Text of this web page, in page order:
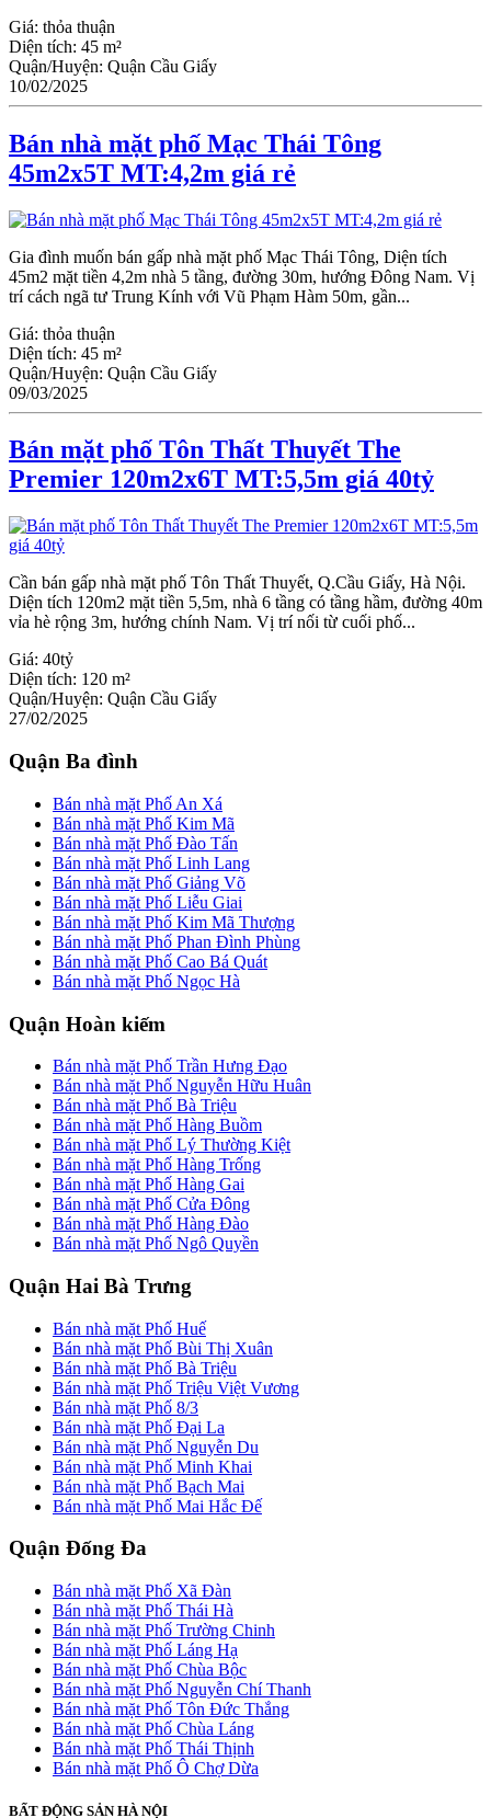
Giá: thỏa thuận
Diện tích: 45 m²
Quận/Huyện: Quận Cầu Giấy
10/02/2025
Bán nhà mặt phố Mạc Thái Tông
45m2x5T MT:4,2m giá rẻ
Gia đình muốn bán gấp nhà mặt phố Mạc Thái Tông, Diện tích
45m2 mặt tiền 4,2m nhà 5 tầng, đường 30m, hướng Đông Nam. Vị
trí cách ngã tư Trung Kính với Vũ Phạm Hàm 50m, gần...
Giá: thỏa thuận
Diện tích: 45 m²
Quận/Huyện: Quận Cầu Giấy
09/03/2025
Bán mặt phố Tôn Thất Thuyết The
Premier 120m2x6T MT:5,5m giá 40tỷ
Cần bán gấp nhà mặt phố Tôn Thất Thuyết, Q.Cầu Giấy, Hà Nội.
Diện tích 120m2 mặt tiền 5,5m, nhà 6 tầng có tầng hầm, đường 40m
vỉa hè rộng 3m, hướng chính Nam. Vị trí nối từ cuối phố...
Giá: 40tỷ
Diện tích: 120 m²
Quận/Huyện: Quận Cầu Giấy
27/02/2025
Quận Ba đình
Bán nhà mặt Phố An Xá
Bán nhà mặt Phố Kim Mã
Bán nhà mặt Phố Đào Tấn
Bán nhà mặt Phố Linh Lang
Bán nhà mặt Phố Giảng Võ
Bán nhà mặt Phố Liễu Giai
Bán nhà mặt Phố Kim Mã Thượng
Bán nhà mặt Phố Phan Đình Phùng
Bán nhà mặt Phố Cao Bá Quát
Bán nhà mặt Phố Ngọc Hà
Quận Hoàn kiếm
Bán nhà mặt Phố Trần Hưng Đạo
Bán nhà mặt Phố Nguyễn Hữu Huân
Bán nhà mặt Phố Bà Triệu
Bán nhà mặt Phố Hàng Buồm
Bán nhà mặt Phố Lý Thường Kiệt
Bán nhà mặt Phố Hàng Trống
Bán nhà mặt Phố Hàng Gai
Bán nhà mặt Phố Cửa Đông
Bán nhà mặt Phố Hàng Đào
Bán nhà mặt Phố Ngô Quyền
Quận Hai Bà Trưng
Bán nhà mặt Phố Huế
Bán nhà mặt Phố Bùi Thị Xuân
Bán nhà mặt Phố Bà Triệu
Bán nhà mặt Phố Triệu Việt Vương
Bán nhà mặt Phố 8/3
Bán nhà mặt Phố Đại La
Bán nhà mặt Phố Nguyễn Du
Bán nhà mặt Phố Minh Khai
Bán nhà mặt Phố Bạch Mai
Bán nhà mặt Phố Mai Hắc Đế
Quận Đống Đa
Bán nhà mặt Phố Xã Đàn
Bán nhà mặt Phố Thái Hà
Bán nhà mặt Phố Trường Chinh
Bán nhà mặt Phố Láng Hạ
Bán nhà mặt Phố Chùa Bộc
Bán nhà mặt Phố Nguyễn Chí Thanh
Bán nhà mặt Phố Tôn Đức Thắng
Bán nhà mặt Phố Chùa Láng
Bán nhà mặt Phố Thái Thịnh
Bán nhà mặt Phố Ô Chợ Dừa
BẤT ĐỘNG SẢN HÀ NỘI